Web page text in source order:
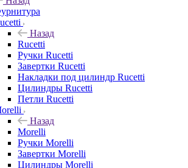
Назад
Rucetti
Ручки Rucetti
Завертки Rucetti
Накладки под цилиндр Rucetti
Цилиндры Rucetti
Петли Rucetti
Назад
Morelli
Ручки Morelli
Завертки Morelli
Цилиндры Morelli